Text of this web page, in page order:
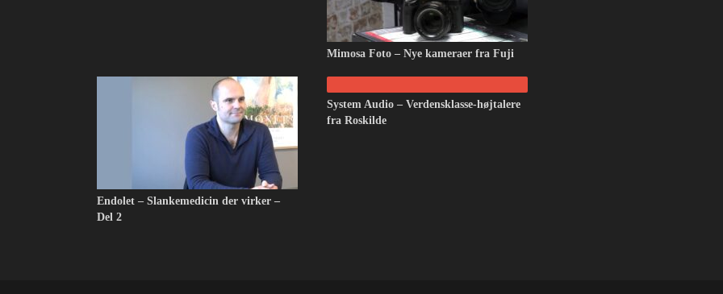
Mimosa Foto – Nye kameraer fra Fuji
Endolet – Slankemedicin der virker –
Del 2
System Audio – Verdensklasse-højtalere
fra Roskilde